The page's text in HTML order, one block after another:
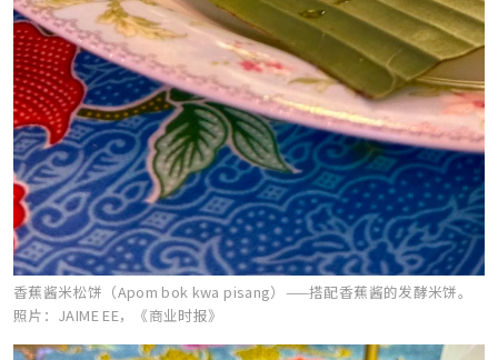
香蕉酱米松饼（Apom bok kwa pisang）——搭配香蕉酱的发酵米饼。
照片：JAIME EE，《商业时报》